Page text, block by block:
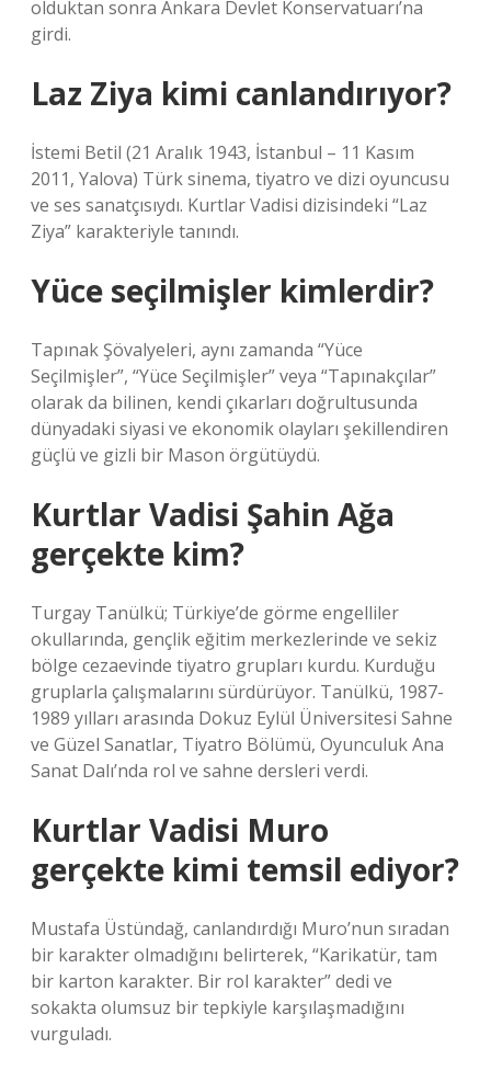
olduktan sonra Ankara Devlet Konservatuarı’na
girdi.
Laz Ziya kimi canlandırıyor?
İstemi Betil (21 Aralık 1943, İstanbul – 11 Kasım
2011, Yalova) Türk sinema, tiyatro ve dizi oyuncusu
ve ses sanatçısıydı. Kurtlar Vadisi dizisindeki “Laz
Ziya” karakteriyle tanındı.
Yüce seçilmişler kimlerdir?
Tapınak Şövalyeleri, aynı zamanda “Yüce
Seçilmişler”, “Yüce Seçilmişler” veya “Tapınakçılar”
olarak da bilinen, kendi çıkarları doğrultusunda
dünyadaki siyasi ve ekonomik olayları şekillendiren
güçlü ve gizli bir Mason örgütüydü.
Kurtlar Vadisi Şahin Ağa
gerçekte kim?
Turgay Tanülkü; Türkiye’de görme engelliler
okullarında, gençlik eğitim merkezlerinde ve sekiz
bölge cezaevinde tiyatro grupları kurdu. Kurduğu
gruplarla çalışmalarını sürdürüyor. Tanülkü, 1987-
1989 yılları arasında Dokuz Eylül Üniversitesi Sahne
ve Güzel Sanatlar, Tiyatro Bölümü, Oyunculuk Ana
Sanat Dalı’nda rol ve sahne dersleri verdi.
Kurtlar Vadisi Muro
gerçekte kimi temsil ediyor?
Mustafa Üstündağ, canlandırdığı Muro’nun sıradan
bir karakter olmadığını belirterek, “Karikatür, tam
bir karton karakter. Bir rol karakter” dedi ve
sokakta olumsuz bir tepkiyle karşılaşmadığını
vurguladı.